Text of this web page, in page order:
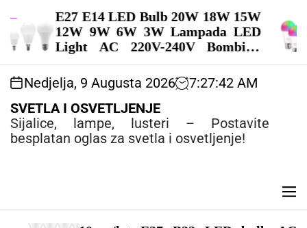
o
Tuya Wifi/Bluetooth Smart Bulb
Alexa Led Lamp E27 RGB Smart
Light Bulbs 110V 220V Smart
Lamps For Google Assisatnt
Smart Life – LED SIJALICE
Nedjelja, 9 Augusta 2026 7:27:45 AM
SVETLA I OSVETLJENJE
Sijalice, lampe, lusteri – Postavite
besplatan oglas za svetla i osvetljenje!
M
e